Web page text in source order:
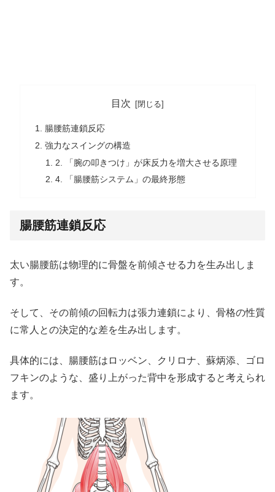
目次
腸腰筋連鎖反応
強力なスイングの構造
2. 「腕の叩きつけ」が床反力を増大させる原理
4. 「腸腰筋システム」の最終形態
腸腰筋連鎖反応
太い腸腰筋は物理的に骨盤を前傾させる力を生み出しま
す。
そして、その前傾の回転力は張力連鎖により、骨格の性質
に常人との決定的な差を生み出します。
具体的には、腸腰筋はロッベン、クリロナ、蘇炳添、ゴロ
フキンのような、盛り上がった背中を形成すると考えられ
ます。